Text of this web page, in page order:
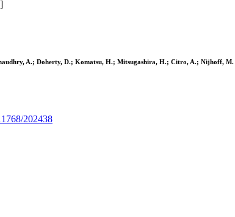
A.; Doherty, D.; Komatsu, H.; Mitsugashira, H.; Citro, A.; Nijhoff, M.
202438